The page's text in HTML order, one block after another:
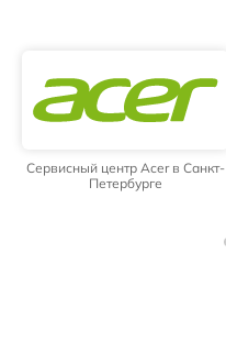
Сервисный центр Acer в Санкт-
Петербурге